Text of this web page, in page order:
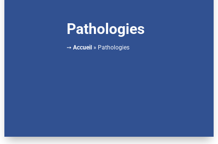
Pathologies
➙ Accueil » Pathologies